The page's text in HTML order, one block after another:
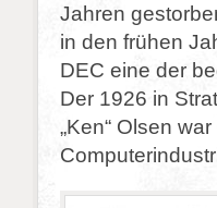
Jahren
in den frühen
DEC eine der
Der 1926 in
„Ken“ Olsen